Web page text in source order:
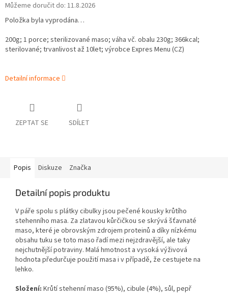
Můžeme doručit do: 11.8.2026
Položka byla vyprodána…
200g; 1 porce; sterilizované maso; váha vč. obalu 230g; 366kcal;
sterilované; trvanlivost až 10let; výrobce Expres Menu (CZ)
Detailní informace
ZEPTAT SE SDÍLET
Popis Diskuze Značka
Detailní popis produktu
V páře spolu s plátky cibulky jsou pečené kousky krůtího
stehenního masa. Za zlatavou kůrčičkou se skrývá šťavnaté
maso, které je obrovským zdrojem proteinů a díky nízkému
obsahu tuku se toto maso řadí mezi nejzdravější, ale taky
nejchutnější potraviny. Malá hmotnost a vysoká výživová
hodnota předurčuje použití masa i v případě, že cestujete na
lehko.
Složení: Krůtí stehenní maso (95%), cibule (4%), sůl, pepř